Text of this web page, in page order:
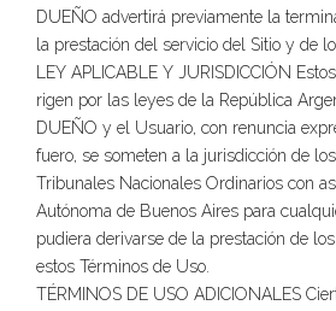
DUEÑO advertirá previamente la
la prestación del servicio del Sitio y de
LEY APLICABLE Y JURISDICCIÓN
rigen por las leyes de la República
DUEÑO y el Usuario, con renuncia
fuero, se someten a la jurisdicción de
Tribunales Nacionales Ordinarios con
Autónoma de Buenos Aires para
pudiera derivarse de la prestación de
estos Términos de Uso.
TÉRMINOS DE USO ADICIONALES